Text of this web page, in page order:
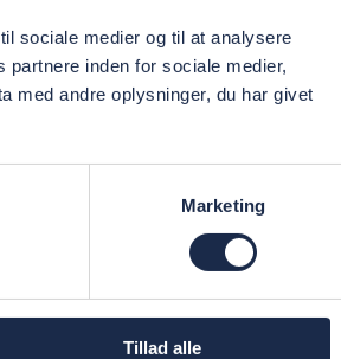
sociale medier og til at analysere
inden for sociale medier,
med andre oplysninger, du har givet
Marketing
Tillad alle